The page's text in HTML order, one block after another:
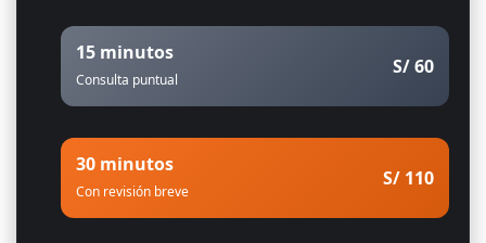
15 minutos
Consulta puntual
S/ 60
30 minutos
Con revisión breve
S/ 110